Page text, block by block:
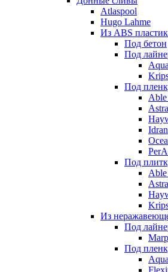
Atlaspool
Hugo Lahme
Из ABS
Под бетон
Под
Под
Able
Под
Able
Из
Под
Под